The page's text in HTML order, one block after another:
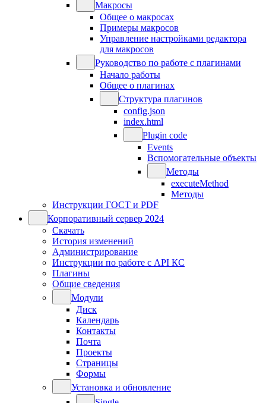
Макросы
Общее о макросах
Примеры макросов
Управление настройками редактора
для макросов
Руководство по работе с плагинами
Начало работы
Общее о плагинах
Структура плагинов
config.json
index.html
Plugin code
Events
Вспомогательные объекты
Методы
executeMethod
Методы
Инструкции ГОСТ и PDF
Корпоративный сервер 2024
Скачать
История изменений
Администрирование
Инструкции по работе с API КС
Плагины
Общие сведения
Модули
Диск
Календарь
Контакты
Почта
Проекты
Страницы
Формы
Установка и обновление